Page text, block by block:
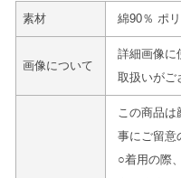
素材 綿90％ ポ
画像について
詳細画像に
取扱いがご
この商品
事にご留意
○着用の際